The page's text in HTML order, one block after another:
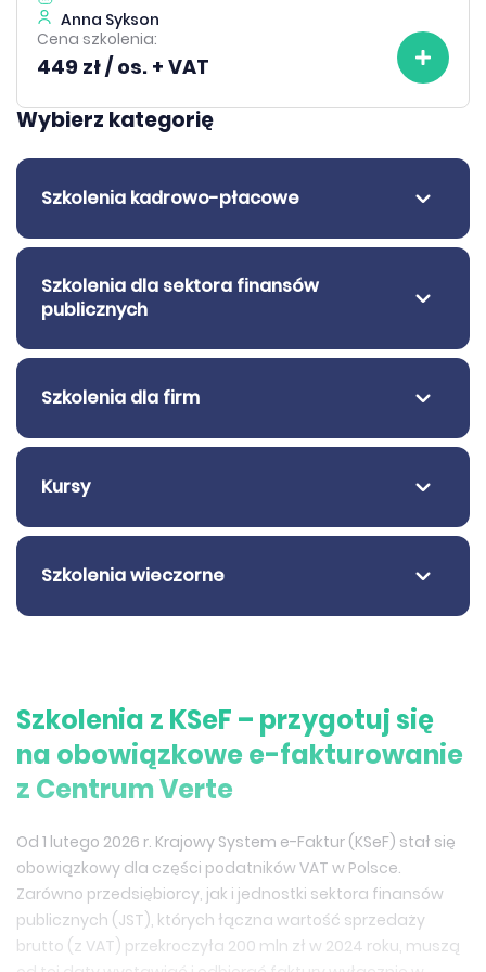
Szkolenia z KSeF – przygotuj się
na obowiązkowe e-fakturowanie
z Centrum Verte
Od 1 lutego 2026 r. Krajowy System e-Faktur (KSeF) stał się
obowiązkowy dla części podatników VAT w Polsce.
Zarówno przedsiębiorcy, jak i jednostki sektora finansów
publicznych (JST), których łączna wartość sprzedaży
brutto (z VAT) przekroczyła 200 mln zł w 2024 roku, muszą
Wybierz kategorię
Szkolenia kadrowo-płacowe
Szkolenia dla sektora finansów
publicznych
Szkolenia dla firm
Kursy
Szkolenia wieczorne
Anna Sykson
Cena szkolenia:
449 zł / os. + VAT